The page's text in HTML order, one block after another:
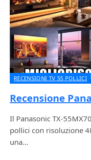
RECENSIONI TV 55 POLLICI
Recensione
Il Panasonic TX-
pollici con risoluzione
una…